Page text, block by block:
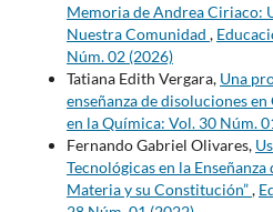
Memoria de Andrea Ciriaco:
Nuestra Comunidad ,
Núm. 02 (2026)
Tatiana Edith Vergara, Una
enseñanza de disoluciones
en la Química: Vol. 30 Núm.
Fernando Gabriel Olivares,
Tecnológicas en la
Materia y su Constitución”,